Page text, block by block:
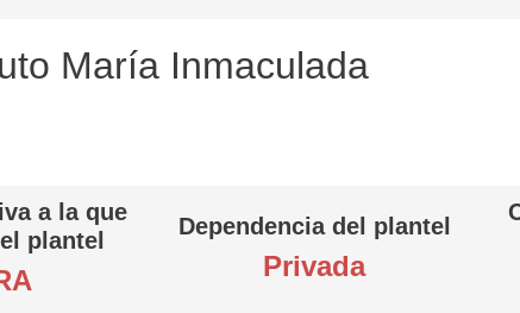
María Inmaculada
a la que
plantel
Dependencia del plantel
Privada